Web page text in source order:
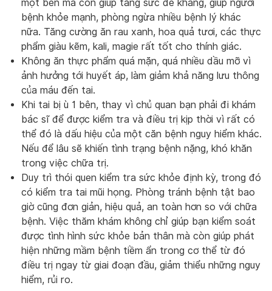
một bên mà còn giúp tăng sức đề kháng, giúp người
bệnh khỏe mạnh, phòng ngừa nhiều bệnh lý khác
nữa. Tăng cường ăn rau xanh, hoa quả tươi, các thực
phẩm giàu kẽm, kali, magie rất tốt cho thính giác.
Không ăn thực phẩm quá mặn, quá nhiều dầu mỡ vì
ảnh hưởng tới huyết áp, làm giảm khả năng lưu thông
của máu đến tai.
Khi tai bị ù 1 bên, thay vì chủ quan bạn phải đi khám
bác sĩ để được kiểm tra và điều trị kịp thời vì rất có
thể đó là dấu hiệu của một căn bệnh nguy hiểm khác.
Nếu để lâu sẽ khiến tình trạng bệnh nặng, khó khăn
trong việc chữa trị.
Duy trì thói quen kiểm tra sức khỏe định kỳ, trong đó
có kiểm tra tai mũi họng. Phòng tránh bệnh tật bao
giờ cũng đơn giản, hiệu quả, an toàn hơn so với chữa
bệnh. Việc thăm khám không chỉ giúp bạn kiểm soát
được tình hình sức khỏe bản thân mà còn giúp phát
hiện những mầm bệnh tiềm ẩn trong cơ thể từ đó
điều trị ngay từ giai đoạn đầu, giảm thiểu những nguy
hiểm, rủi ro.